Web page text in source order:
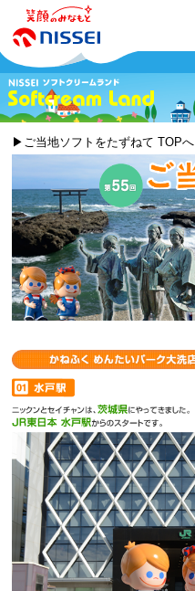
▶ご当地ソフトをたずねて TOPへ